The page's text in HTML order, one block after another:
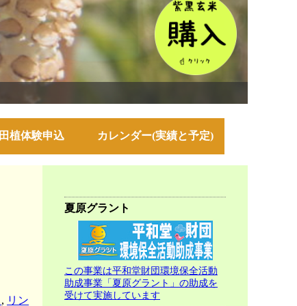
田植体験申込 カレンダー(実績と予定)
, リン
夏原グラント
この事業は平和堂財団環境保全活動
助成事業「夏原グラント」の助成を
受けて実施しています